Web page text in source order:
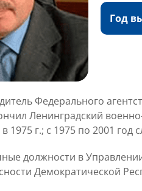
Год
Федерального
Ленинградский
1975 г.; с 1975 по 2001 год
должности в
Демократической